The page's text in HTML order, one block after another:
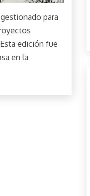
para
edición fue
en la